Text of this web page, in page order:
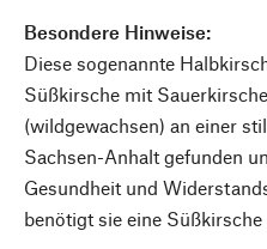
Besondere Hinweise:
Diese sogenannte
Süßkirsche mit
(wildgewachsen) an einer
Sachsen-Anhalt gefunden
Gesundheit und
benötigt sie eine